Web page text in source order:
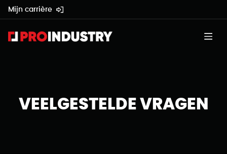
Mijn carrière
VEELGESTELDE VRAGEN